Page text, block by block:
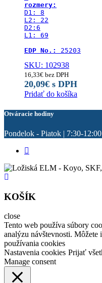
rozmery:
D1: 8
L2: 22
D2:6
L1: 69
EDP No.:
25203
SKU: 102938
16,33€ bez DPH
20,09€ s DPH
Pridať do košíka
Otváracie hodiny
Pondelok - Piatok | 7:30-
KOŠÍK
close
Tento web používa súbory
analýzu návštevnosti.
používania cookies
Nastavenia cookies Prijať
Manage consent